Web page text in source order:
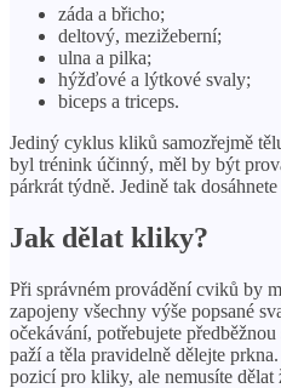
záda a břicho;
deltový, mezižeberní;
ulna a pilka;
hýžďové a lýtkové svaly;
biceps a triceps.
Jediný cyklus kliků samozřejmě
byl trénink účinný, měl by být
párkrát týdně. Jedině tak
Jak dělat kliky?
Při správném provádění cviků by
zapojeny všechny výše popsané
očekávání, potřebujete
paží a těla pravidelně dělejte
pozicí pro kliky, ale nemusíte dělat